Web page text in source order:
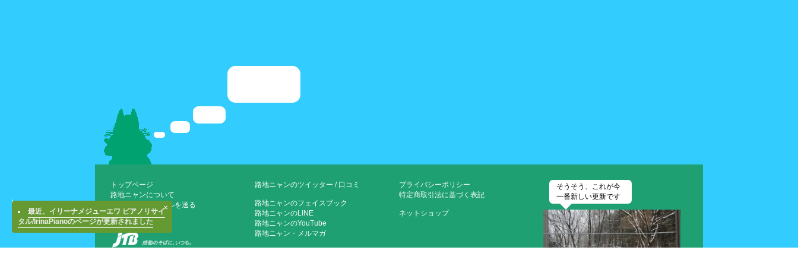
トップページ
路地ニャンについて
路地ニャンにメールを送る
運営会社について
路地ニャンのツイッター / 口コミ
路地ニャンのフェイスブック
路地ニャンのLINE
路地ニャンのYouTube
路地ニャン・メルマガ
プライバシーポリシー
特定商取引法に基づく表記
ネットショップ
そうそう、これが今
一番新しい更新です
×
最近、イリーナメジューエワ ピアノリサイ
タル/IrinaPianoのページが更新されました